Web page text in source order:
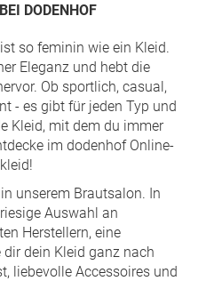
DODENHOF
so feminin wie ein Kleid.
Eleganz und hebt die
Ob sportlich, casual,
- es gibt für jeden Typ und
Kleid, mit dem du immer
im dodenhof Online-
unserem Brautsalon. In
Auswahl an
Herstellern, eine
dein Kleid ganz nach
liebevolle Accessoires und